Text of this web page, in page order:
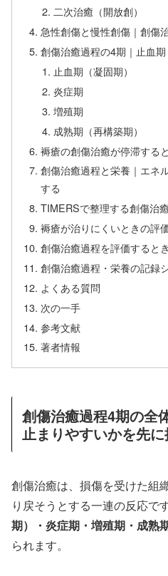
二次治癒（開放創）
急性創傷と慢性創傷｜創傷
創傷治癒過程の4期｜止血
止血期（凝固期）
炎症期
増殖期
成熟期（再構築期）
褥瘡の創傷治癒が停滞する
創傷治癒過程と栄養｜エネ
する
TIMERSで整理する創傷治
褥瘡が治りにくいときの評
創傷治癒過程を評価すると
創傷治癒過程・栄養の記録
よくある質問
次の一手
参考文献
著者情報
創傷治癒過程4期の全
止まりやすいかを先
創傷治癒は、損傷を受けた組
り戻そうとする一連の反応で
期）・炎症期・増殖期・成熟
られます。